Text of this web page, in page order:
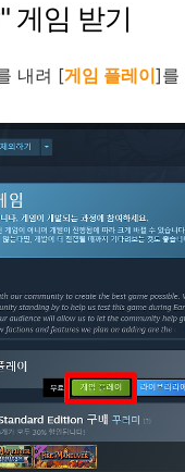
" 게임 받기
내려 [게임 플레이]를